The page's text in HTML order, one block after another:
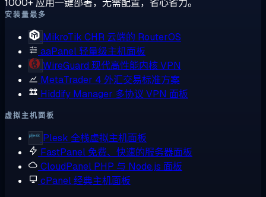
1000+ 应用一键部署，无需配置，省心省力。
安装量最多
MikroTik CHR 云端的 RouterOS
aaPanel轻量级主机面板
WireGuard 现代高性能内核 VPN
MetaTrader 4 外汇交易标准方案
Hiddify Manager 多协议 VPN 面板
虚拟主机面板
Plesk 全栈虚拟主机面板
FastPanel 免费、快速的服务器面板
CloudPanel PHP 与 Node.js 面板
cPanel经典主机面板